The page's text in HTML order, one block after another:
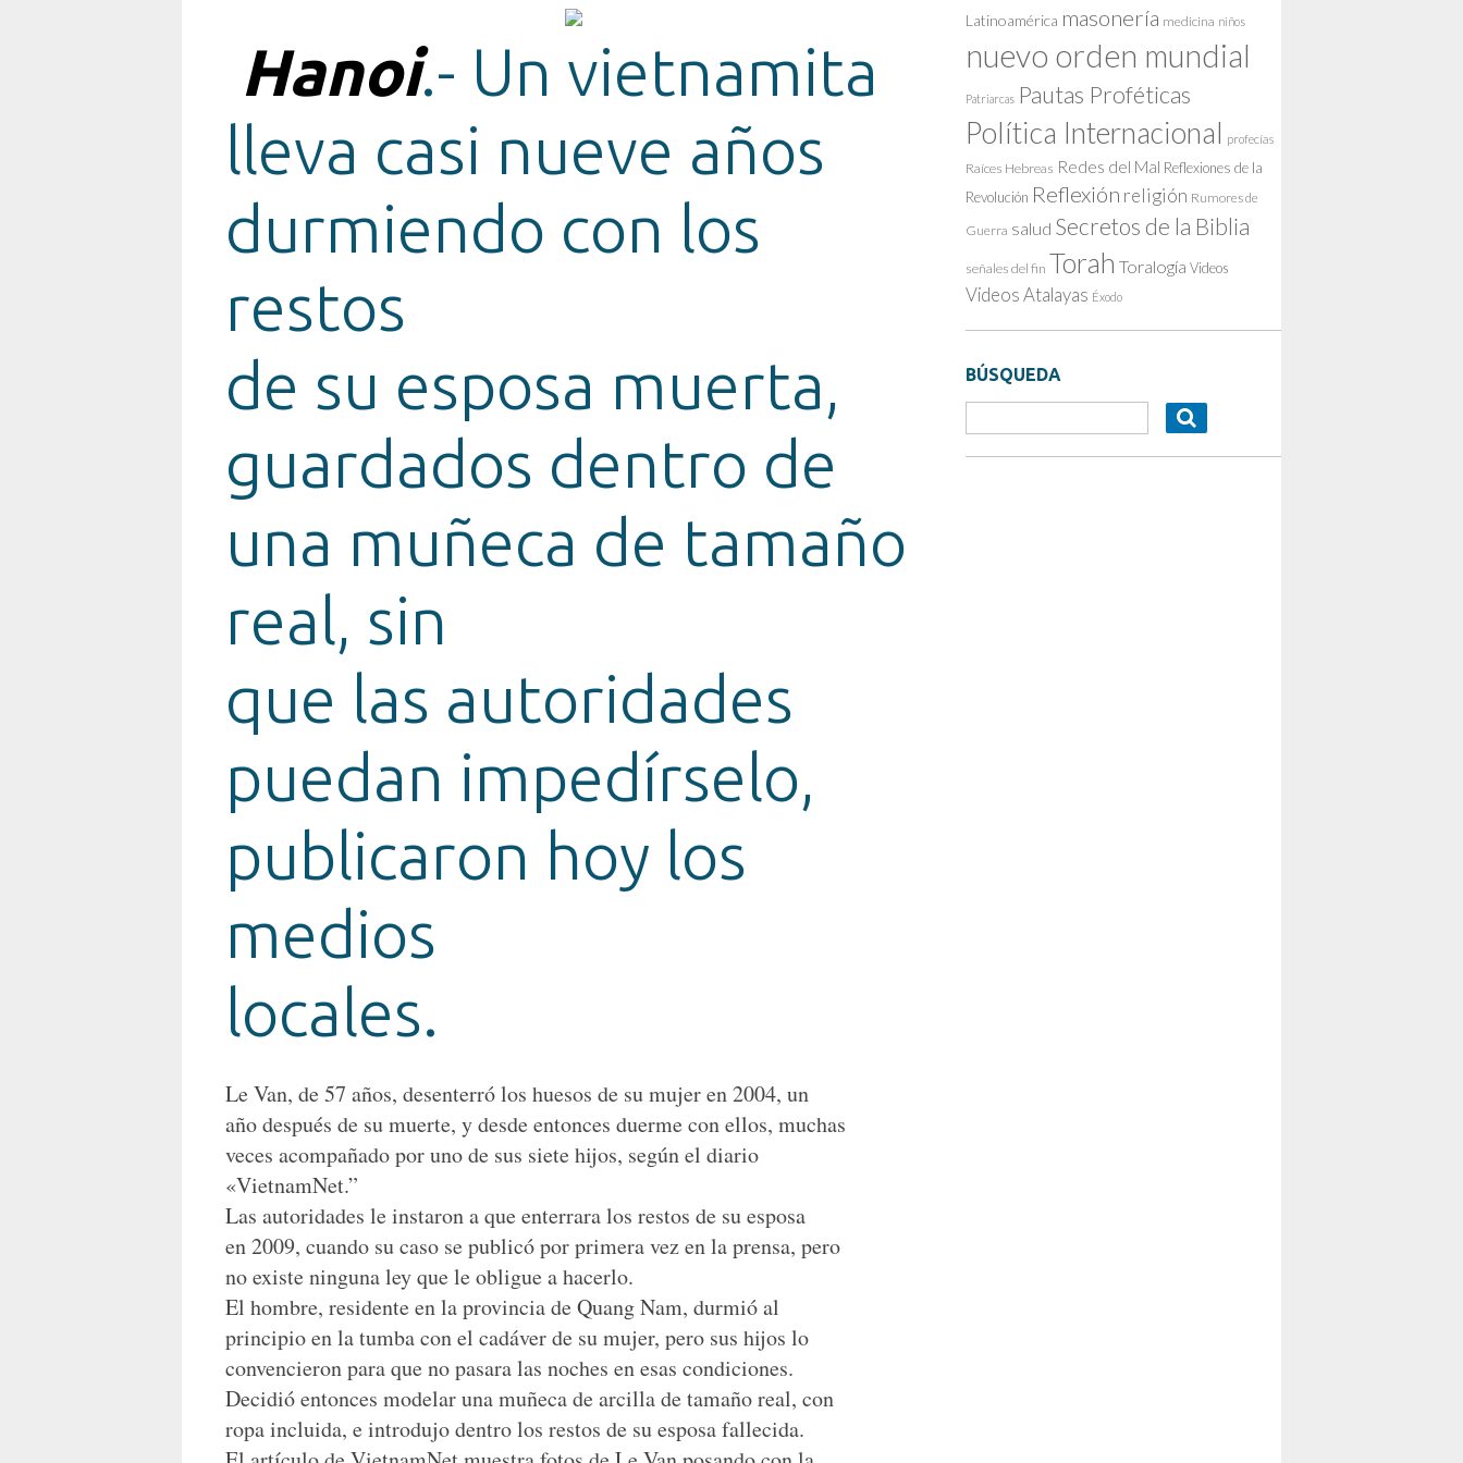
Hanoi.- Un vietnamita
lleva casi nueve años
durmiendo con los
restos
de su esposa muerta,
guardados dentro de
una muñeca de tamaño
real, sin
que las autoridades
puedan impedírselo,
publicaron hoy los
medios
locales.
Le Van, de 57 años, desenterró los huesos de su mujer en 2004, un
año después de su muerte, y desde entonces duerme con ellos, muchas
veces acompañado por uno de sus siete hijos, según el diario
«VietnamNet.”
Las autoridades le instaron a que enterrara los restos de su esposa
en 2009, cuando su caso se publicó por primera vez en la prensa, pero
no existe ninguna ley que le obligue a hacerlo.
El hombre, residente en la provincia de Quang Nam, durmió al
principio en la tumba con el cadáver de su mujer, pero sus hijos lo
convencieron para que no pasara las noches en esas condiciones.
Decidió entonces modelar una muñeca de arcilla de tamaño real, con
ropa incluida, e introdujo dentro los restos de su esposa fallecida.
Latinoamérica masonería medicina niños
nuevo orden mundial
Patriarcas Pautas Proféticas
Política Internacional profecías
Raíces Hebreas Redes del Mal Reflexiones de la
Revolución Reflexión religión Rumores de
Guerra salud Secretos de la Biblia
señales del fin Torah Toralogía Videos
Videos Atalayas Éxodo
BÚSQUEDA